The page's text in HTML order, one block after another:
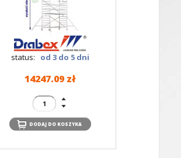
status: od 3 do 5 dni
14247.09 zł